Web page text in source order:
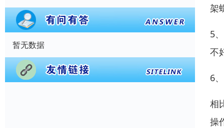
暂无数据
架
5
不
6
相
操